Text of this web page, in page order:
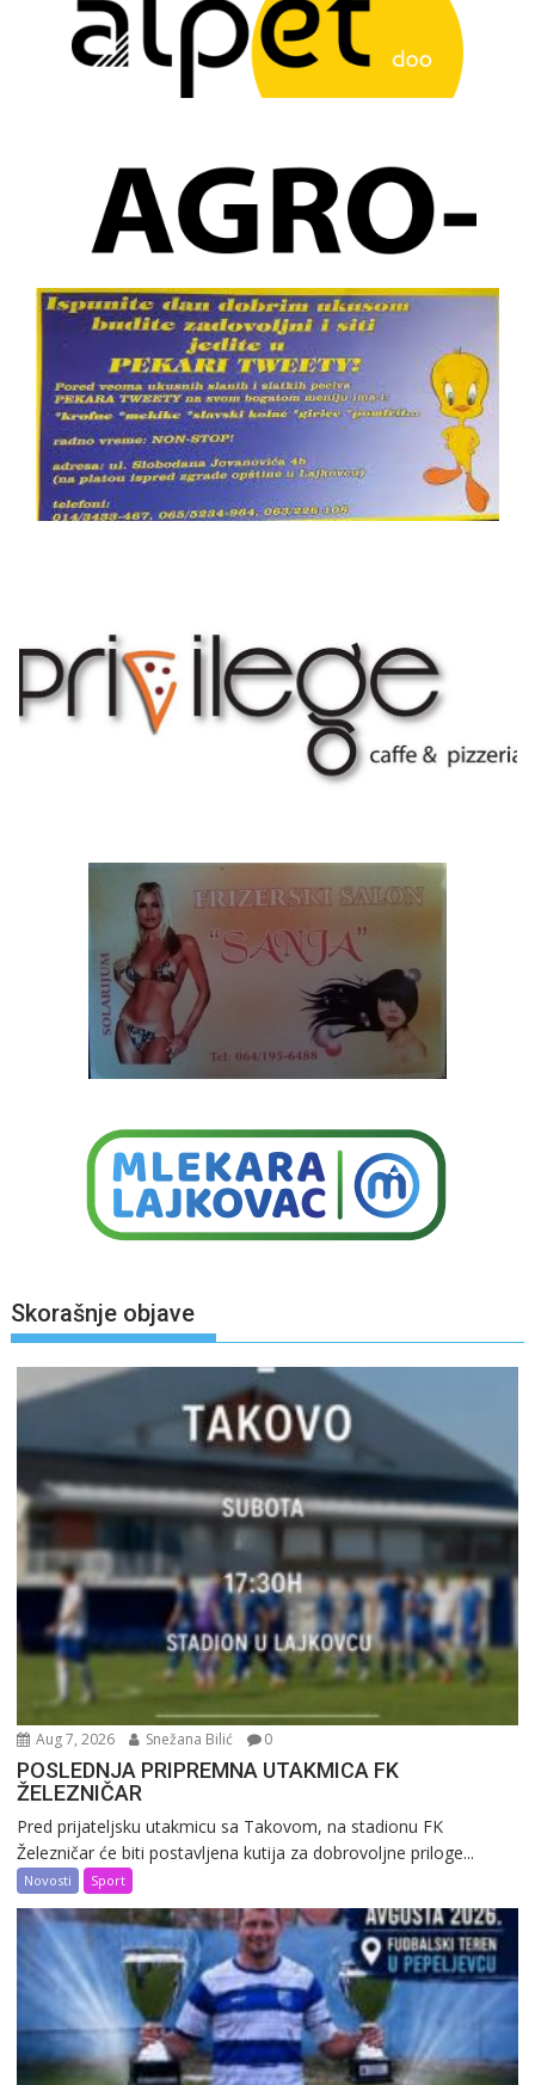
Skorašnje objave
Aug 7, 2026 Snežana Bilić 0
POSLEDNJA PRIPREMNA UTAKMICA FK
ŽELEZNIČAR
Pred prijateljsku utakmicu sa Takovom, na stadionu FK
Železničar će biti postavljena kutija za dobrovoljne priloge...
Novosti Sport